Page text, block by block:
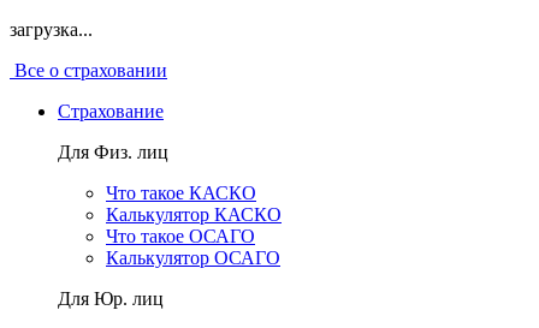
загрузка...
Все о страховании
Страхование
Для Физ. лиц
Что такое КАСКО
Калькулятор КАСКО
Что такое ОСАГО
Калькулятор ОСАГО
Для Юр. лиц